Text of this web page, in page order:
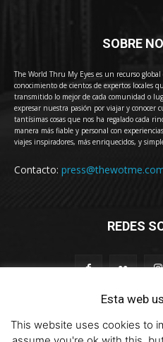
SOBRE
The World Thru My Eyes es un recurso
conocimiento de cientos de expertos locales
transmitido lo mejor de cada comunidad o
expresar nuestra pasión por viajar y conocer
tantísimas cosas que nos ha regalado cada
manera más fiable y personal con
viajes inspiradores, más enriquecidos, y
Contacto:
REDES
© 2011-2023 The World Thru My
Esta web
This website uses cookies to